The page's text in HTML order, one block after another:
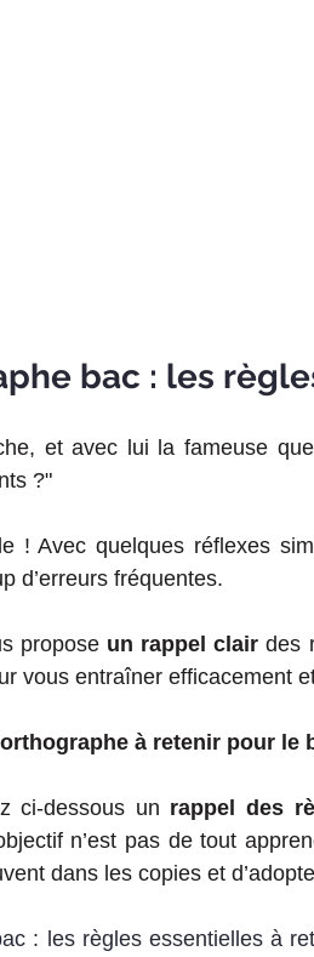
bac : les
et avec lui la fameuse
?"
! Avec quelques réflexes
d’erreurs fréquentes.
propose un rappel clair des
vous entraîner efficacement
à retenir pour le
ci-dessous un rappel des
n’est pas de tout
dans les copies et
: les règles essentielles à